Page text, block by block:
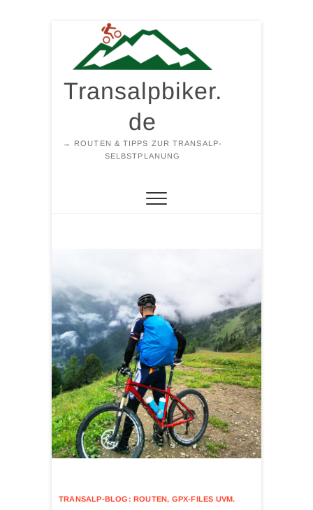
springen
Transalpbiker.
de
→ ROUTEN & TIPPS ZUR TRANSALP-
SELBSTPLANUNG
TRANSALP-BLOG: ROUTEN, GPX-FILES UVM.